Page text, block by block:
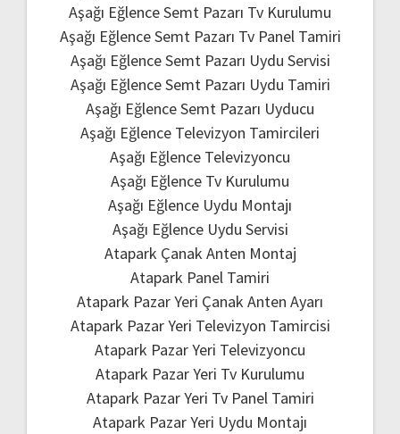
Aşağı Eğlence Semt Pazarı Tv Kurulumu
Aşağı Eğlence Semt Pazarı Tv Panel Tamiri
Aşağı Eğlence Semt Pazarı Uydu Servisi
Aşağı Eğlence Semt Pazarı Uydu Tamiri
Aşağı Eğlence Semt Pazarı Uyducu
Aşağı Eğlence Televizyon Tamircileri
Aşağı Eğlence Televizyoncu
Aşağı Eğlence Tv Kurulumu
Aşağı Eğlence Uydu Montajı
Aşağı Eğlence Uydu Servisi
Atapark Çanak Anten Montaj
Atapark Panel Tamiri
Atapark Pazar Yeri Çanak Anten Ayarı
Atapark Pazar Yeri Televizyon Tamircisi
Atapark Pazar Yeri Televizyoncu
Atapark Pazar Yeri Tv Kurulumu
Atapark Pazar Yeri Tv Panel Tamiri
Atapark Pazar Yeri Uydu Montajı